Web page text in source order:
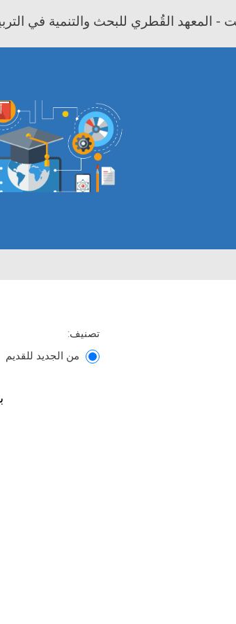
- المعهد القُطري للبحث والتنمية في
تصنيف:
من الجديد للقديم